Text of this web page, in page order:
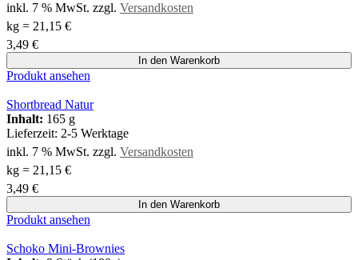
inkl. 7 % MwSt. zzgl. Versandkosten
kg = 21,15 €
3,49 €
In den Warenkorb
Produkt ansehen
Shortbread Natur
Inhalt: 165 g
Lieferzeit: 2-5 Werktage
inkl. 7 % MwSt. zzgl. Versandkosten
kg = 21,15 €
3,49 €
In den Warenkorb
Produkt ansehen
Schoko Mini-Brownies